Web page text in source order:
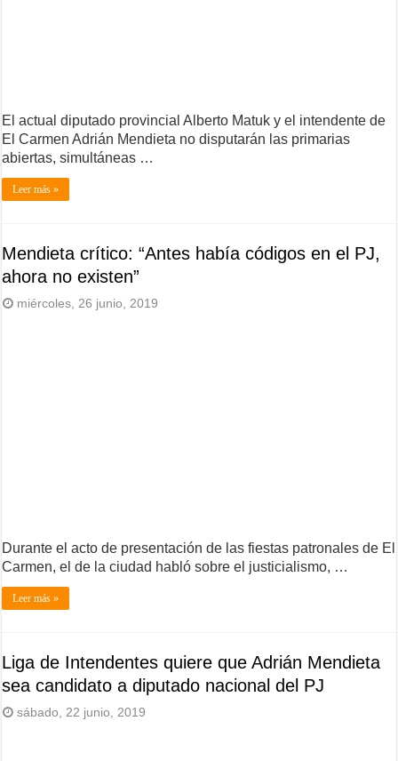
El actual diputado provincial Alberto Matuk y el intendente de
El Carmen Adrián Mendieta no disputarán las primarias
abiertas, simultáneas …
Leer más »
Mendieta crítico: “Antes había códigos en el PJ,
ahora no existen”
miércoles, 26 junio, 2019
Durante el acto de presentación de las fiestas patronales de El
Carmen, el de la ciudad habló sobre el justicialismo, …
Leer más »
Liga de Intendentes quiere que Adrián Mendieta
sea candidato a diputado nacional del PJ
sábado, 22 junio, 2019